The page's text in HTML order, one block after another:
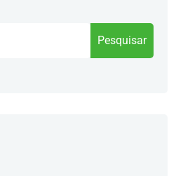
Pesquisar